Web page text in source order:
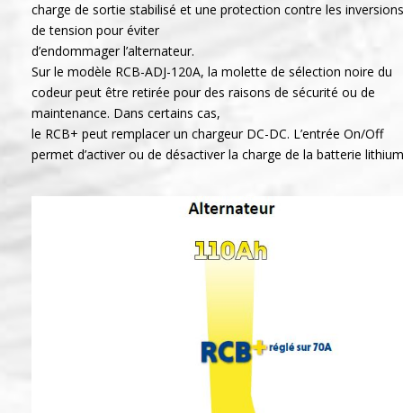
charge de sortie stabilisé et une protection contre les inversions
de tension pour éviter
d’endommager l’alternateur.
Sur le modèle RCB-ADJ-120A, la molette de sélection noire du
codeur peut être retirée pour des raisons de sécurité ou de
maintenance. Dans certains cas,
le RCB+ peut remplacer un chargeur DC-DC. L’entrée On/Off
permet d’activer ou de désactiver la charge de la batterie